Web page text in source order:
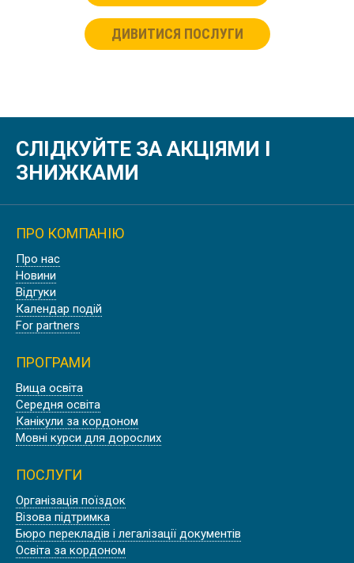
ДИВИТИСЯ ПОСЛУГИ
СЛІДКУЙТЕ ЗА АКЦІЯМИ І
ЗНИЖКАМИ
ПРО КОМПАНІЮ
Про нас
Новини
Відгуки
Календар подій
For partners
ПРОГРАМИ
Вища освіта
Середня освіта
Канікули за кордоном
Мовні курси для дорослих
ПОСЛУГИ
Організація поїздок
Візова підтримка
Бюро перекладів і легалізації документів
Освіта за кордоном